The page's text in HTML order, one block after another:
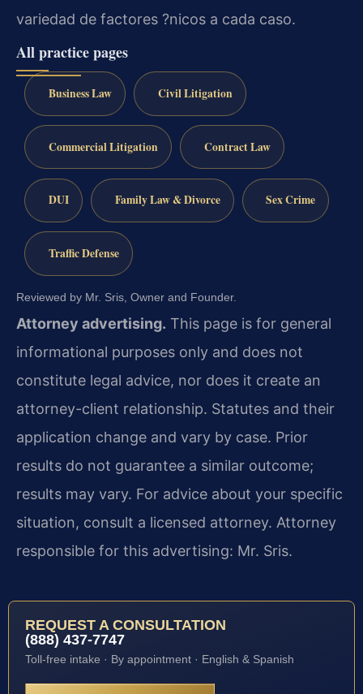
variedad de factores ?nicos a cada caso.
All practice pages
Business Law Civil Litigation
Commercial Litigation Contract Law
DUI Family Law & Divorce Sex Crime
Traffic Defense
Reviewed by Mr. Sris, Owner and Founder.
Attorney advertising. This page is for general
informational purposes only and does not
constitute legal advice, nor does it create an
attorney-client relationship. Statutes and their
application change and vary by case. Prior
results do not guarantee a similar outcome;
results may vary. For advice about your specific
situation, consult a licensed attorney. Attorney
responsible for this advertising: Mr. Sris.
REQUEST A CONSULTATION
(888) 437-7747
Toll-free intake · By appointment · English & Spanish